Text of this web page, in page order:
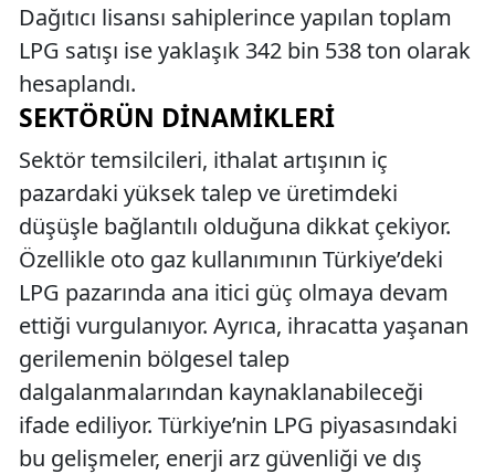
Dağıtıcı lisansı sahiplerince yapılan toplam
LPG satışı ise yaklaşık 342 bin 538 ton olarak
hesaplandı.
SEKTÖRÜN DINAMIKLERI
Sektör temsilcileri, ithalat artışının iç
pazardaki yüksek talep ve üretimdeki
düşüşle bağlantılı olduğuna dikkat çekiyor.
Özellikle oto gaz kullanımının Türkiye’deki
LPG pazarında ana itici güç olmaya devam
ettiği vurgulanıyor. Ayrıca, ihracatta yaşanan
gerilemenin bölgesel talep
dalgalanmalarından kaynaklanabileceği
ifade ediliyor. Türkiye’nin LPG piyasasındaki
bu gelişmeler, enerji arz güvenliği ve dış